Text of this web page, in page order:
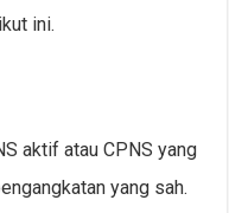
ini.
aktif atau CPNS yang
yang sah.